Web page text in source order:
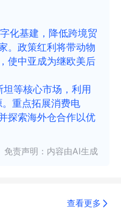
化基建，降低跨境贸
。政策红利将带动物
使中亚成为继欧美后
等核心市场，利用
重点拓展消费电
探索海外仓合作以优
免责声明：内容由AI生成
查看更多